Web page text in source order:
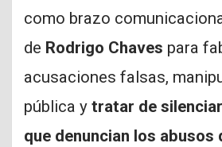
como brazo
de Rodrigo Chaves para
acusaciones falsas,
pública y tratar de
que denuncian los abusos